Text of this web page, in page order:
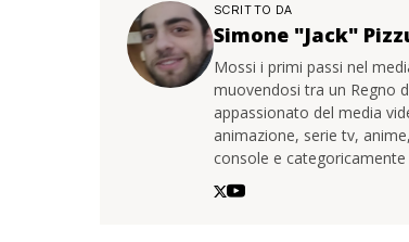
SCRITTO DA
Simone "Jack"
Mossi i primi passi nel
muovendosi tra un Regno
appassionato del media
animazione, serie tv,
console e categoricamente